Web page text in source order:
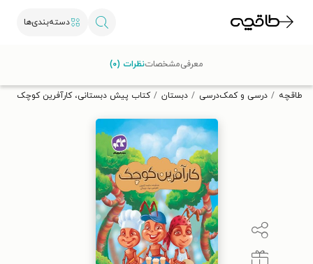
دسته‌بندی‌ها
تخفیف از طاقچه دریافت کن.
طاقچه درسی و کمک‌درسی دبستان کتاب پیش دبستانی، کارآفرین کوچک
معرفیمشخصاتنظرات (۰)